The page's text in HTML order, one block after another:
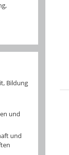
Bildung
und
und